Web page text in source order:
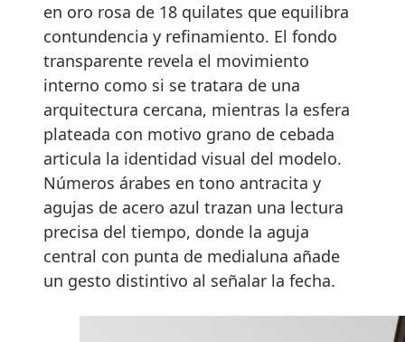
en oro rosa de 18 quilates que equilibra
contundencia y refinamiento. El fondo
transparente revela el movimiento
interno como si se tratara de una
arquitectura cercana, mientras la esfera
plateada con motivo grano de cebada
articula la identidad visual del modelo.
Números árabes en tono antracita y
agujas de acero azul trazan una lectura
precisa del tiempo, donde la aguja
central con punta de medialuna añade
un gesto distintivo al señalar la fecha.